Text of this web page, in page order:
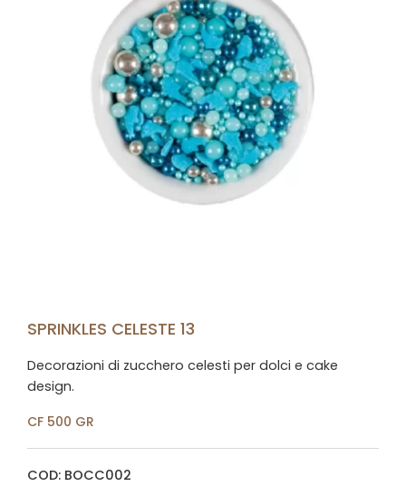
SPRINKLES CELESTE 13
Decorazioni di zucchero celesti per dolci e cake
design.
CF 500 GR
COD: BOCC002